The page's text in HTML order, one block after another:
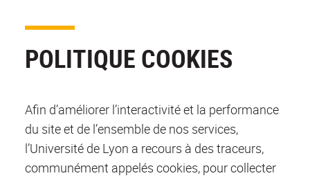
POLITIQUE COOKIES
Afin d’améliorer l’interactivité et la performance
du site et de l’ensemble de nos services,
l’Université de Lyon a recours à des traceurs,
communément appelés cookies, pour collecter